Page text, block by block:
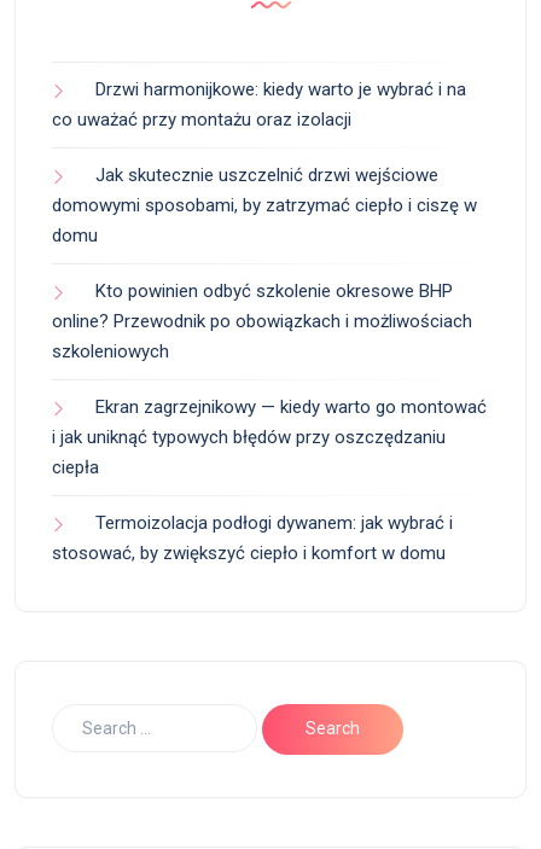
Drzwi harmonijkowe: kiedy warto je wybrać i na
co uważać przy montażu oraz izolacji
Jak skutecznie uszczelnić drzwi wejściowe
domowymi sposobami, by zatrzymać ciepło i ciszę w
domu
Kto powinien odbyć szkolenie okresowe BHP
online? Przewodnik po obowiązkach i możliwościach
szkoleniowych
Ekran zagrzejnikowy — kiedy warto go montować
i jak uniknąć typowych błędów przy oszczędzaniu
ciepła
Termoizolacja podłogi dywanem: jak wybrać i
stosować, by zwiększyć ciepło i komfort w domu